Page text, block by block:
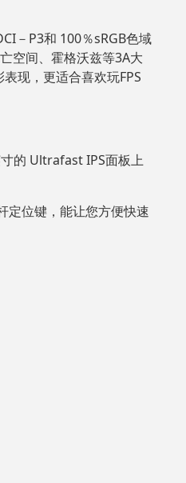
－P3和 100％sRGB色域
空间、霍格沃兹等3A大
现，更适合喜欢玩FPS
的 Ultrafast IPS面板上
定位键，能让您方便快速